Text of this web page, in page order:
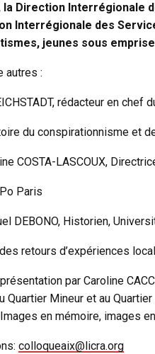
la Direction Interrégionale
Interrégionale des
jeunes sous
autres :
rédacteur en chef
du conspirationnisme et
COSTA-LASCOUX,
Paris
DEBONO, Historien,
retours d’expériences
présentation par Caroline
Quartier Mineur et au
en mémoire, images
colloqueaix@licra.org